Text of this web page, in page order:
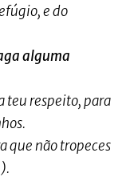
e do
alguma
teu respeito, para
que não tropeces